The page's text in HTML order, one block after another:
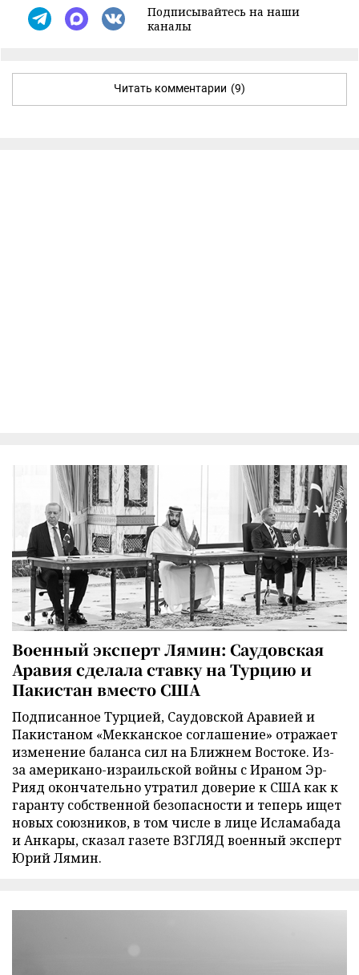
Подписывайтесь на наши
каналы
Читать комментарии (9)
Военный эксперт Лямин: Саудовская
Аравия сделала ставку на Турцию и
Пакистан вместо США
Подписанное Турцией, Саудовской Аравией и
Пакистаном «Мекканское соглашение» отражает
изменение баланса сил на Ближнем Востоке. Из-
за американо-израильской войны с Ираном Эр-
Рияд окончательно утратил доверие к США как к
гаранту собственной безопасности и теперь ищет
новых союзников, в том числе в лице Исламабада
и Анкары, сказал газете ВЗГЛЯД военный эксперт
Юрий Лямин.